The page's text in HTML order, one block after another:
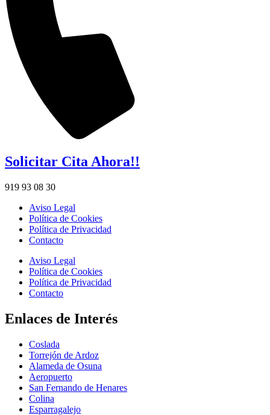
Solicitar Cita Ahora!!
919 93 08 30
Aviso Legal
Política de Cookies
Política de Privacidad
Contacto
Aviso Legal
Política de Cookies
Política de Privacidad
Contacto
Enlaces de Interés
Coslada
Torrejón de Ardoz
Alameda de Osuna
Aeropuerto
San Fernando de Henares
Colina
Esparragalejo